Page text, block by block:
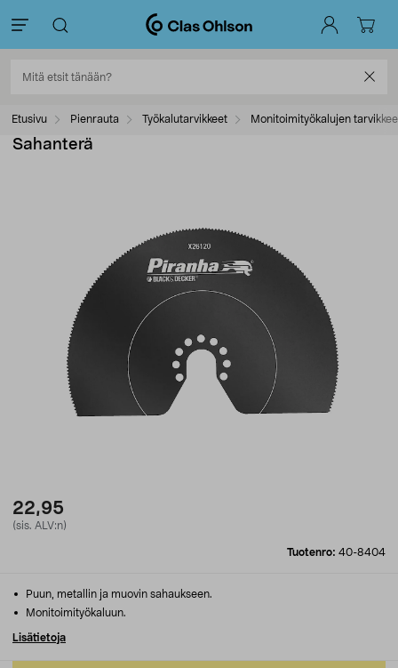
Etusivu Pienrauta Työkalutarvikkeet Monitoimityökalujen
Sahanterä
22,95
(sis. ALV:n)
Tuotenro: 40-8404
Puun, metallin ja muovin sahaukseen.
Monitoimityökaluun.
Lisätietoja